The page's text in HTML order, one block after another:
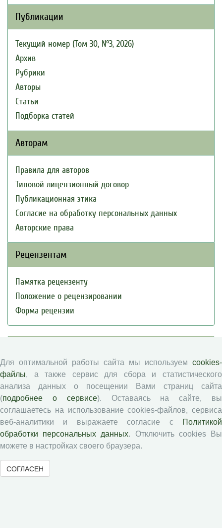
Публикации
Текущий номер (Том 30, №3, 2026)
Архив
Рубрики
Авторы
Статьи
Подборка статей
Авторам
Правила для авторов
Типовой лицензионный договор
Публикационная этика
Согласие на обработку персональных данных
Авторские права
Рецензентам
Памятка рецензенту
Положение о рецензировании
Форма рецензии
Экономические и социальные перемены
Проблемы развития территории
Вопросы территориального развития
Юный экономист
АгроЗооТехника
Для оптимальной работы сайта мы используем cookies-
файлы, а также сервис для сбора и статистического
анализа данных о посещении Вами страниц сайта
(подробнее о сервисе). Оставаясь на сайте, вы
соглашаетесь на использование cookies-файлов, сервиса
веб-аналитики и выражаете согласие с
Политикой
обработки персональных данных. Отключить cookies Вы
можете в настройках своего браузера.
СОГЛАСЕН